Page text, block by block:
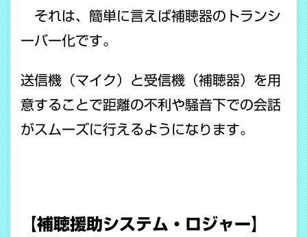
それは、簡単に言えば補聴器のトランシ
ーバー化です。
送信機（マイク）と受信機（補聴器）を用
意することで距離の不利や騒音下での会話
がスムーズに行えるようになります。
【補聴援助システム・ロジャー】